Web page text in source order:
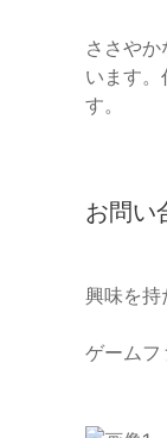
ささや
います
す。
お問い
興味を持
ゲームフ